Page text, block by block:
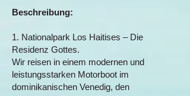
Beschreibung:
1. Nationalpark Los Haitises – Die
Residenz Gottes.
Wir reisen in einem modernen und
leistungsstarken Motorboot im
dominikanischen Venedig, den